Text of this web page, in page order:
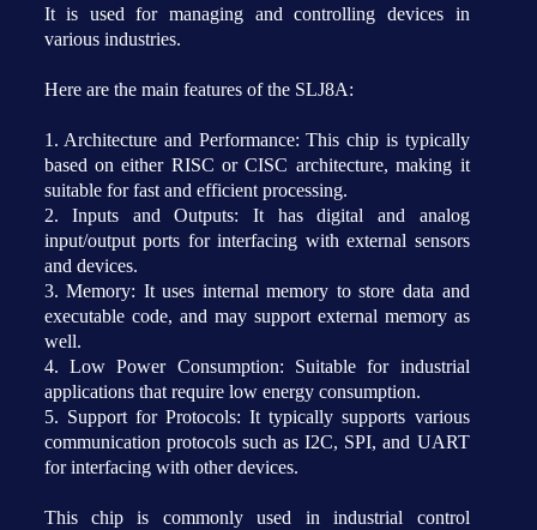
It is used for managing and controlling devices in
various industries.
Here are the main features of the SLJ8A:
1. Architecture and Performance: This chip is typically
based on either RISC or CISC architecture, making it
suitable for fast and efficient processing.
2. Inputs and Outputs: It has digital and analog
input/output ports for interfacing with external sensors
and devices.
3. Memory: It uses internal memory to store data and
executable code, and may support external memory as
well.
4. Low Power Consumption: Suitable for industrial
applications that require low energy consumption.
5. Support for Protocols: It typically supports various
communication protocols such as I2C, SPI, and UART
for interfacing with other devices.
This chip is commonly used in industrial control